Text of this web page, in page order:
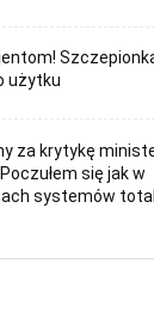
użytku
za krytykę
się jak w
systemów